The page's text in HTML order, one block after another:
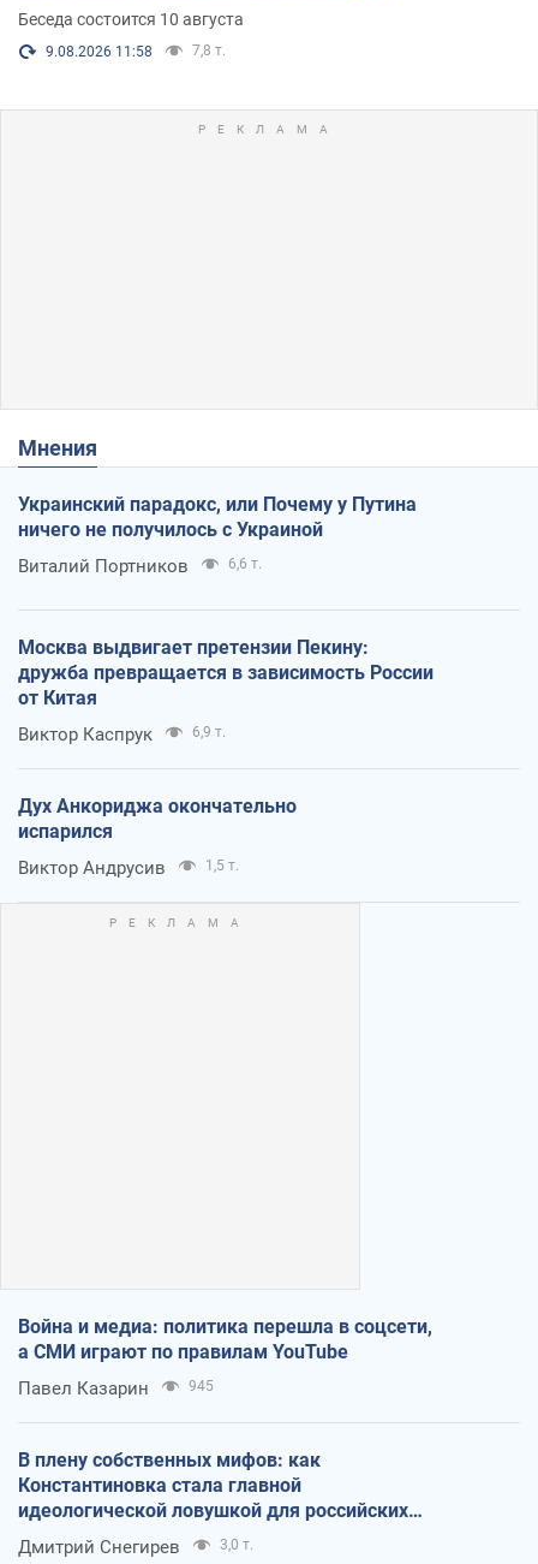
Беседа состоится 10 августа
9.08.2026 11:58 7,8 т.
Мнения
Украинский парадокс, или Почему у Путина
ничего не получилось с Украиной
Виталий Портников 6,6 т.
Москва выдвигает претензии Пекину:
дружба превращается в зависимость России
от Китая
Виктор Каспрук 6,9 т.
Дух Анкориджа окончательно
испарился
Виктор Андрусив 1,5 т.
Война и медиа: политика перешла в соцсети,
а СМИ играют по правилам YouTube
Павел Казарин 945
В плену собственных мифов: как
Константиновка стала главной
идеологической ловушкой для российских
оккупантов
Дмитрий Снегирев 3,0 т.